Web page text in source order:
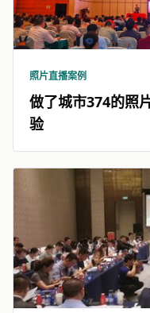
照片直播案例
做了城市374的照
验